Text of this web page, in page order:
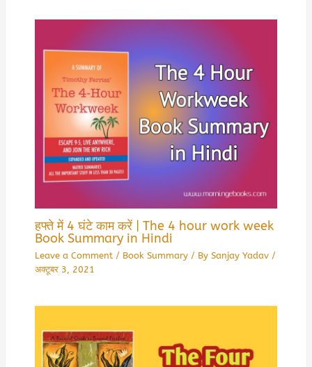
हफ्ते में 4 घंटे काम करें | The 4 hour work week
Book Summary in Hindi
Leave a Comment / Book Summary/ By Sanjay Yadav /
अक्टूबर 3, 2021